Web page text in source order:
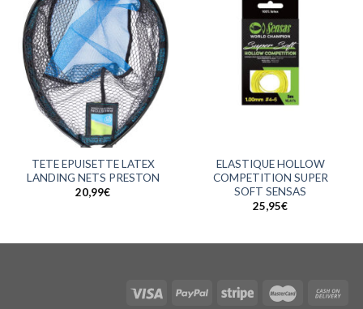
TETE EPUISETTE LATEX
LANDING NETS PRESTON
20,99€
ELASTIQUE HOLLOW
COMPETITION SUPER
SOFT SENSAS
25,95€